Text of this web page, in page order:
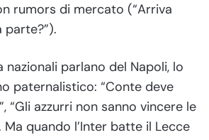
rumors di mercato (“Arriva
parte?”).
nazionali parlano del Napoli, lo
paternalistico: “Conte deve
“Gli azzurri non sanno vincere le
quando l’Inter batte il Lecce